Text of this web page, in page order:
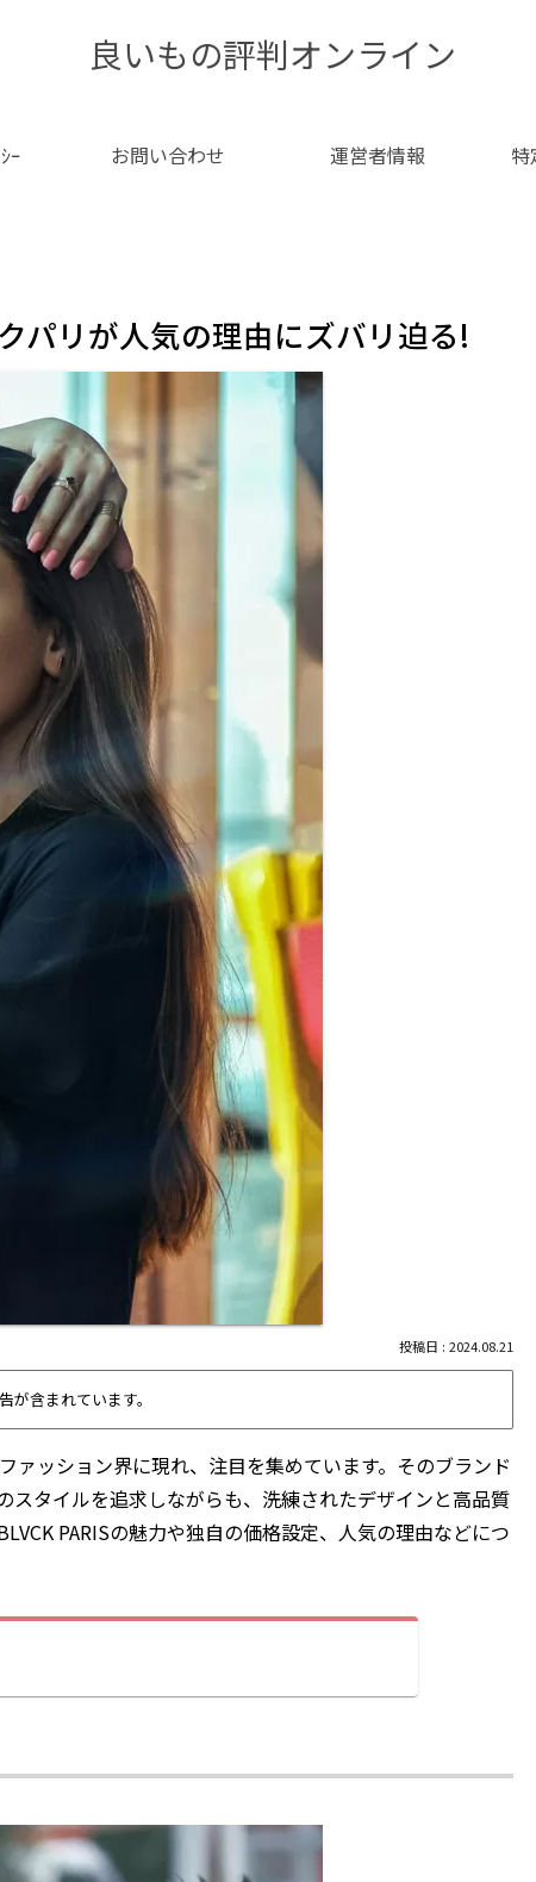
良いもの評判オンライン
ｰ お問い合わせ 運営者情報
パリが人気の理由にズバリ迫る!
2024.08.21
が含まれています。
ッション界に現れ、注目を集めています。そのブランド
スタイルを追求しながらも、洗練されたデザインと高品質
PARISの魅力や独自の価格設定、人気の理由などにつ